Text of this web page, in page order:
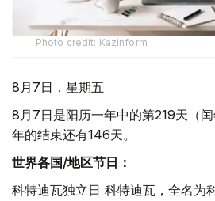
Photo credit: Kazinform
8月7日，星期五
8月7日是阳历一年中的第219天（
年的结束还有146天。
世界各国/地区节日：
科特迪瓦独立日 科特迪瓦，全名为